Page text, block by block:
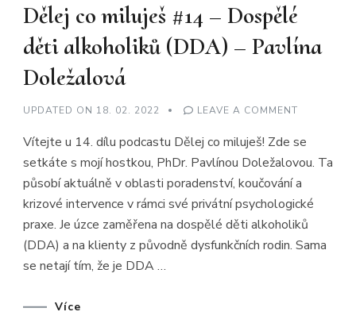
Dělej co miluješ #14 – Dospělé
děti alkoholiků (DDA) – Pavlína
Doležalová
UPDATED ON 18. 02. 2022 LEAVE A COMMENT
MILUJEŠ
–
DĚTI
(DDA)
–
PAVLÍNA
Vítejte u 14. dílu podcastu Dělej co miluješ! Zde se
setkáte s mojí hostkou, PhDr. Pavlínou Doležalovou. Ta
působí aktuálně v oblasti poradenství, koučování a
krizové intervence v rámci své privátní psychologické
praxe. Je úzce zaměřena na dospělé děti alkoholiků
(DDA) a na klienty z původně dysfunkčních rodin. Sama
se netají tím, že je DDA …
Více